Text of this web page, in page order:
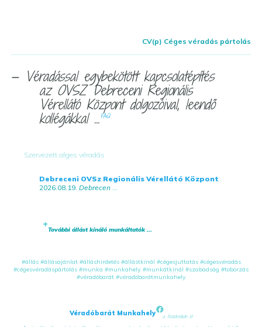
CV(p) Céges véradás pártolás
— Véradással egybekötött kapcsolatépítés
az OVSZ Debreceni Regionális
Vérellátó Központ dolgozóival, leendő
kollégákkal ...FAQ
Szervezett céges véradás
Debreceni OVSz Regionális Vérellátó Központ
2026.08.19. Debrecen ...
További állást kínáló munkáltatók ...
#állás #állásajánlat #álláshirdetés #állástkínál #cégesjuttatás #cégesvéradás
#cégesvéradáspártolás #munka #munkahely #munkátkínál #szabadság #toborzás
#véradóbarát #véradóbarátmunkahely
Véradóbarát Munkahely a facebookon is!